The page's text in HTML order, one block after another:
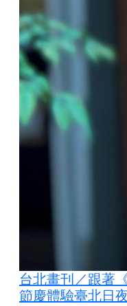
台北畫刊／跟著
節慶體驗臺北日